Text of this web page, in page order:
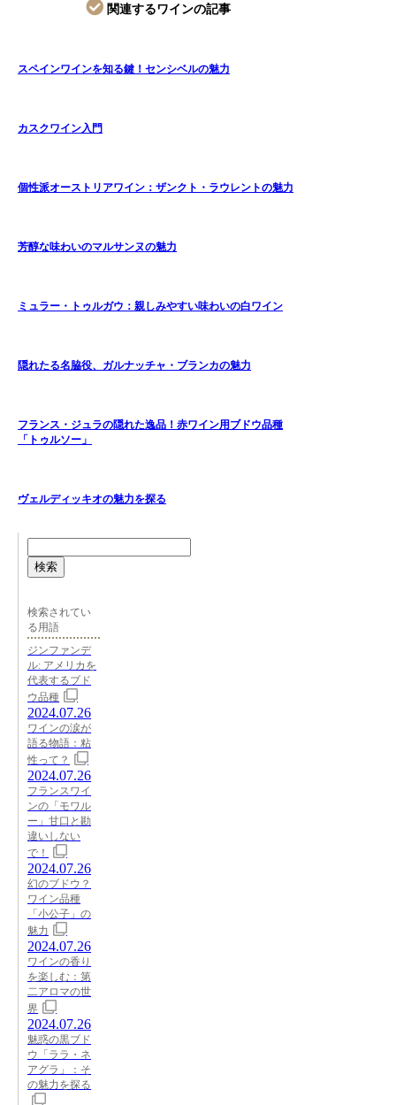
関連するワインの記事
スペインワインを知る鍵！センシベルの魅力
カスクワイン入門
個性派オーストリアワイン：ザンクト・ラウレントの魅力
芳醇な味わいのマルサンヌの魅力
ミュラー・トゥルガウ：親しみやすい味わいの白ワイン
隠れたる名脇役、ガルナッチャ・ブランカの魅力
フランス・ジュラの隠れた逸品！赤ワイン用ブドウ品種
「トゥルソー」
ヴェルディッキオの魅力を探る
検索
検索されてい
る用語
ジンファンデ
ル: アメリカを
代表するブド
ウ品種
2024.07.26
ワインの涙が
語る物語：粘
性って？
2024.07.26
フランスワイ
ンの「モワル
ー」甘口と勘
違いしない
で！
2024.07.26
幻のブドウ？
ワイン品種
「小公子」の
魅力
2024.07.26
ワインの香り
を楽しむ：第
二アロマの世
界
2024.07.26
魅惑の黒ブド
ウ「ララ・ネ
アグラ」：そ
の魅力を探る